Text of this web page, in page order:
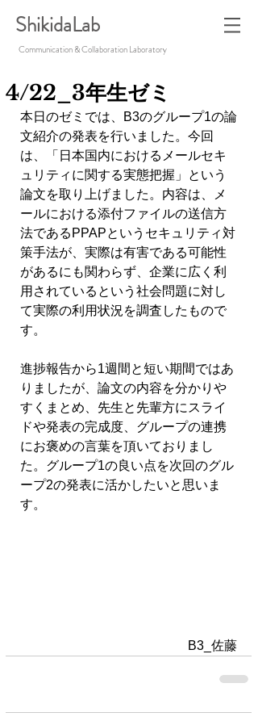
ShikidaLab
Communication & Collaboration Laboratory
4/22_3年生ゼミ
本日のゼミでは、B3のグループ1の論
文紹介の発表を行いました。今回
は、「日本国内におけるメールセキ
ュリティに関する実態把握」という
論文を取り上げました。内容は、メ
ールにおける添付ファイルの送信方
法であるPPAPというセキュリティ対
策手法が、実際は有害である可能性
があるにも関わらず、企業に広く利
用されているという社会問題に対し
て実際の利用状況を調査したもので
す。
進捗報告から1週間と短い期間ではあ
りましたが、論文の内容を分かりや
すくまとめ、先生と先輩方にスライ
ドや発表の完成度、グループの連携
にお褒めの言葉を頂いておりまし
た。グループ1の良い点を次回のグル
ープ2の発表に活かしたいと思いま
す。
B3_佐藤